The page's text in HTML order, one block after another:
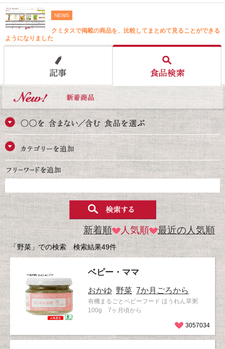
NEWS
クミタスで掲載の商品を、比較してまとめて見ることができる
ようになりました
新着順 人気順 最近の人気順
「野菜」での検索 検索結果49件
ベビー・ママ
おかゆ 野菜 7か月ごろから
有機まるごとベビーフード ほうれん草粥
100g 7ヶ月頃から
3057034